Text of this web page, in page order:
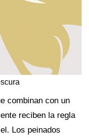
combinan con un
reciben la regla
Los peinados